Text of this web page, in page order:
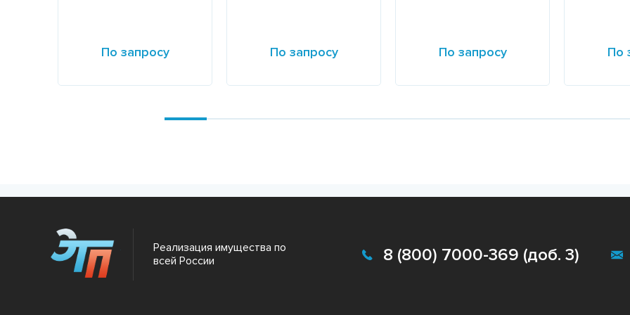
По запросу По запросу По запросу По
Реализация имущества по
всей России
8 (800) 7000-369 (доб. 3)